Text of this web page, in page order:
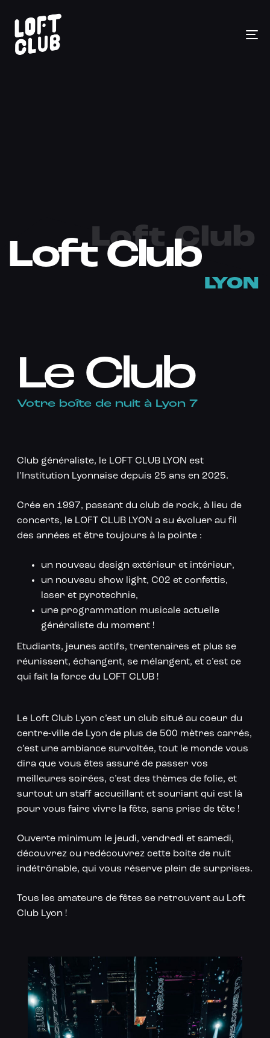
Loft Club
Loft Club
LYON
Le Club
Votre boîte de nuit à Lyon 7
Club généraliste, le LOFT CLUB LYON est
l’Institution Lyonnaise depuis 25 ans en 2025.
Crée en 1997, passant du club de rock, à lieu de
concerts, le LOFT CLUB LYON a su évoluer au fil
des années et être toujours à la pointe :
un nouveau design extérieur et intérieur,
un nouveau show light, C02 et confettis,
laser et pyrotechnie,
une programmation musicale actuelle
généraliste du moment !
Etudiants, jeunes actifs, trentenaires et plus se
réunissent, échangent, se mélangent, et c’est ce
qui fait la force du LOFT CLUB !
Le Loft Club Lyon c’est un club situé au coeur du
centre-ville de Lyon de plus de 500 mètres carrés,
c’est une ambiance survoltée, tout le monde vous
dira que vous êtes assuré de passer vos
meilleures soirées, c’est des thèmes de folie, et
surtout un staff accueillant et souriant qui est là
pour vous faire vivre la fête, sans prise de tête !
Ouverte minimum le jeudi, vendredi et samedi,
découvrez ou redécouvrez cette boite de nuit
indétrônable, qui vous réserve plein de surprises.
Tous les amateurs de fêtes se retrouvent au Loft
Club Lyon !